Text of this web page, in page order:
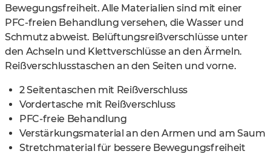
Bewegungsfreiheit. Alle Materialien sind mit einer
PFC-freien Behandlung versehen, die Wasser und
Schmutz abweist. Belüftungsreißverschlüsse unter
den Achseln und Klettverschlüsse an den Ärmeln.
Reißverschlusstaschen an den Seiten und vorne.
2 Seitentaschen mit Reißverschluss
Vordertasche mit Reißverschluss
PFC-freie Behandlung
Verstärkungsmaterial an den Armen und am Saum
Stretchmaterial für bessere Bewegungsfreiheit